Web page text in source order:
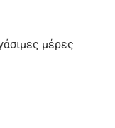
μέρες